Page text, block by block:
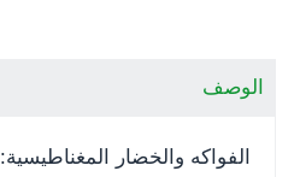
الوصف
الفواكه والخضار المغناطيسية: